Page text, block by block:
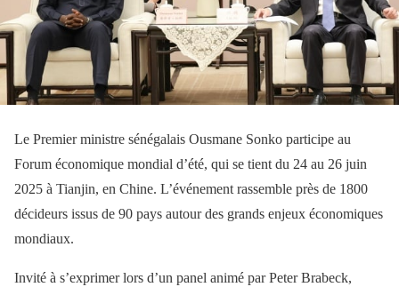
Le Premier ministre sénégalais Ousmane Sonko participe au
Forum économique mondial d’été, qui se tient du 24 au 26 juin
2025 à Tianjin, en Chine. L’événement rassemble près de 1800
décideurs issus de 90 pays autour des grands enjeux économiques
mondiaux.
Invité à s’exprimer lors d’un panel animé par Peter Brabeck,